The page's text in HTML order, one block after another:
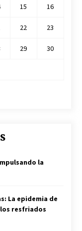
15 16
22 23
29 30
la
La epidemia de
resfriados